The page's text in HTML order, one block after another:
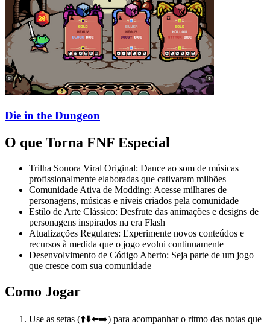
Die in the Dungeon
O que Torna FNF Especial
Trilha Sonora Viral Original: Dance ao som de músicas
profissionalmente elaboradas que cativaram milhões
Comunidade Ativa de Modding: Acesse milhares de
personagens, músicas e níveis criados pela comunidade
Estilo de Arte Clássico: Desfrute das animações e designs de
personagens inspirados na era Flash
Atualizações Regulares: Experimente novos conteúdos e
recursos à medida que o jogo evolui continuamente
Desenvolvimento de Código Aberto: Seja parte de um jogo
que cresce com sua comunidade
Como Jogar
Use as setas (⬆️⬇️⬅️➡️) para acompanhar o ritmo das notas que